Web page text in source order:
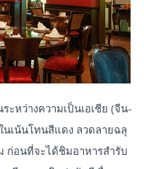
ะหว่างความเป็นเอเชีย (จีน-
เน้นโทนสีแดง ลวดลายฉลุ
ก่อนที่จะได้ชิมอาหารสำรับ